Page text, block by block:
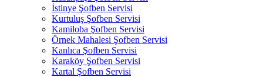
İstinye Şofben Servisi
Kurtuluş Şofben Servisi
Kamiloba Şofben Servisi
Örnek Mahalesi Şofben Servisi
Kanlıca Şofben Servisi
Karaköy Şofben Servisi
Kartal Şofben Servisi